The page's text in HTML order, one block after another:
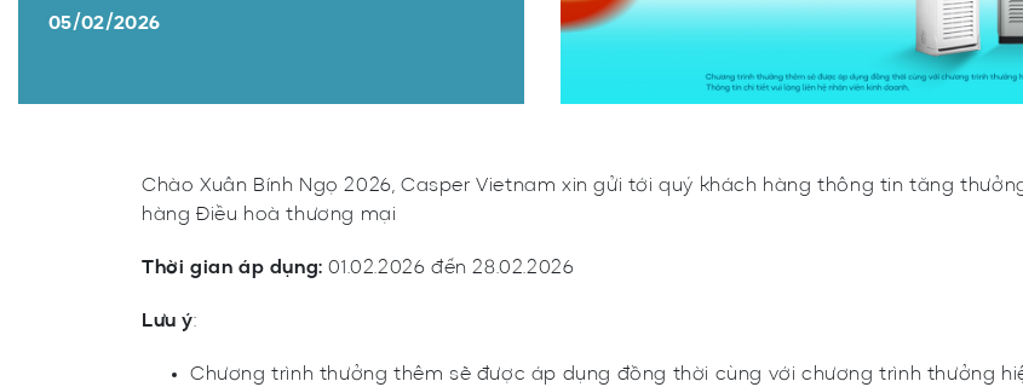
05/02/2026
Chào Xuân Bính Ngọ 2026, Casper Vietnam xin gửi tới quý khách hàng thông tin tăng
hàng Điều hoà thương mại
Thời gian áp dụng: 01.02.2026 đến 28.02.2026
Lưu ý:
Chương trình thưởng thêm sẽ được áp dụng đồng thời cùng với chương trình thưởng